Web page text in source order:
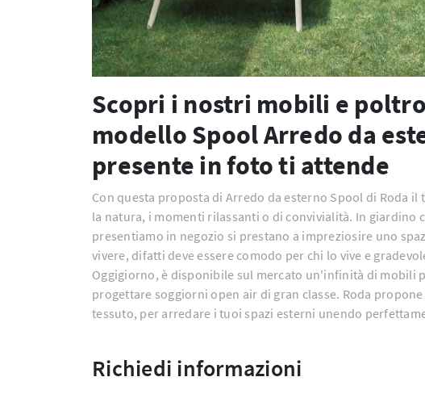
Scopri i nostri mobili e
modello Spool Arredo da
presente in foto ti attende
Con questa proposta di Arredo da esterno Spool di Roda
la natura, i momenti rilassanti o di convivialità. In giardino
presentiamo in negozio si prestano a impreziosire uno
vivere, difatti deve essere comodo per chi lo vive e
Oggigiorno, è disponibile sul mercato un'infinità di mobili
progettare soggiorni open air di gran classe. Roda
tessuto, per arredare i tuoi spazi esterni unendo
Richiedi informazioni